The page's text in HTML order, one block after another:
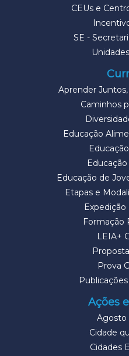
CEUs e
SE -
Aprender
Caminhos
Educação
Educação de
Etapas e
Formação
LEIA+
Prova
Ações
Agosto
Cidade
Cidades